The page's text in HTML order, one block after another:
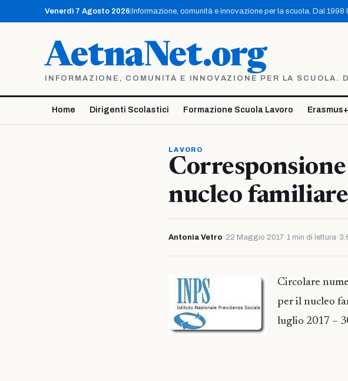
contenuto
Venerdì 7 Agosto 2026 Informazione, comunità e innovazione per la scuola. Dal 1998
AetnaNet.org
INFORMAZIONE, COMUNITÀ E INNOVAZIONE PER LA SCUOLA.
Home Dirigenti Scolastici Formazione Scuola Lavoro Erasmus+
LAVORO
Corresponsione
nucleo familiare
Antonia Vetro · 22 Maggio 2017·1 min di lettura·
Circolare
per il nucleo
luglio 2017 –